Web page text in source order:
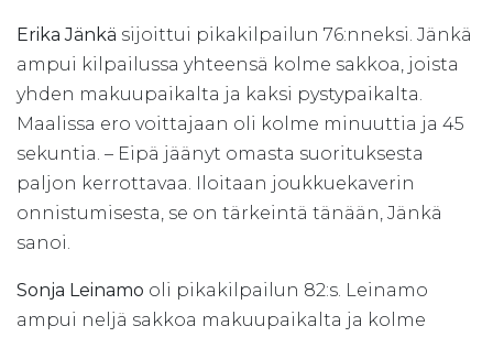
Erika Jänkä sijoittui pikakilpailun 76:nneksi. Jänkä
ampui kilpailussa yhteensä kolme sakkoa, joista
yhden makuupaikalta ja kaksi pystypaikalta.
Maalissa ero voittajaan oli kolme minuuttia ja 45
sekuntia. – Eipä jäänyt omasta suorituksesta
paljon kerrottavaa. Iloitaan joukkuekaverin
onnistumisesta, se on tärkeintä tänään, Jänkä
sanoi.
Sonja Leinamo oli pikakilpailun 82:s. Leinamo
ampui neljä sakkoa makuupaikalta ja kolme